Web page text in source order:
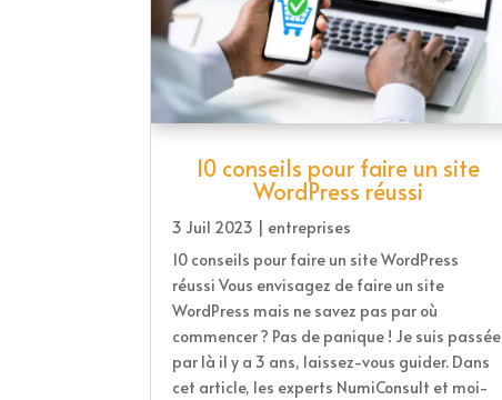
10 conseils pour faire un site
WordPress réussi
3 Juil 2023
entreprises
10 conseils pour faire un site WordPress
réussi Vous envisagez de faire un site
WordPress mais ne savez pas par où
commencer ? Pas de panique ! Je suis passée
par là il y a 3 ans, laissez-vous guider. Dans
cet article, les experts NumiConsult et moi-